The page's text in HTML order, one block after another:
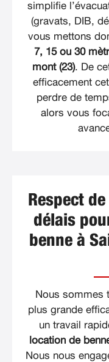
simplifie
(gravats, DIB,
vous mettons
7, 15 ou 30
mont (23). De
efficacement
perdre de
alors vous
Respect
délais
benne à
Nous sommes
plus grande
un travail
location de
Nous nous